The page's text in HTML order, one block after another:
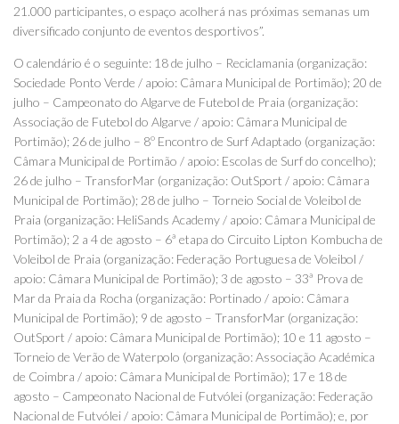
21.000 participantes, o espaço acolherá nas próximas semanas um
diversificado conjunto de eventos desportivos”.
O calendário é o seguinte: 18 de julho – Reciclamania (organização:
Sociedade Ponto Verde / apoio: Câmara Municipal de Portimão); 20 de
julho – Campeonato do Algarve de Futebol de Praia (organização:
Associação de Futebol do Algarve / apoio: Câmara Municipal de
Portimão); 26 de julho – 8º Encontro de Surf Adaptado (organização:
Câmara Municipal de Portimão / apoio: Escolas de Surf do concelho);
26 de julho – TransforMar (organização: OutSport / apoio: Câmara
Municipal de Portimão); 28 de julho – Torneio Social de Voleibol de
Praia (organização: HeliSands Academy / apoio: Câmara Municipal de
Portimão); 2 a 4 de agosto – 6ª etapa do Circuito Lipton Kombucha de
Voleibol de Praia (organização: Federação Portuguesa de Voleibol /
apoio: Câmara Municipal de Portimão); 3 de agosto – 33ª Prova de
Mar da Praia da Rocha (organização: Portinado / apoio: Câmara
Municipal de Portimão); 9 de agosto – TransforMar (organização:
OutSport / apoio: Câmara Municipal de Portimão); 10 e 11 agosto –
Torneio de Verão de Waterpolo (organização: Associação Académica
de Coimbra / apoio: Câmara Municipal de Portimão); 17 e 18 de
agosto – Campeonato Nacional de Futvólei (organização: Federação
Nacional de Futvólei / apoio: Câmara Municipal de Portimão); e, por